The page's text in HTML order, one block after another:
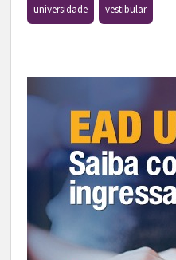
universidade vestibular